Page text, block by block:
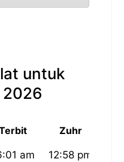
untuk
Zuhr
am 12:58 pm